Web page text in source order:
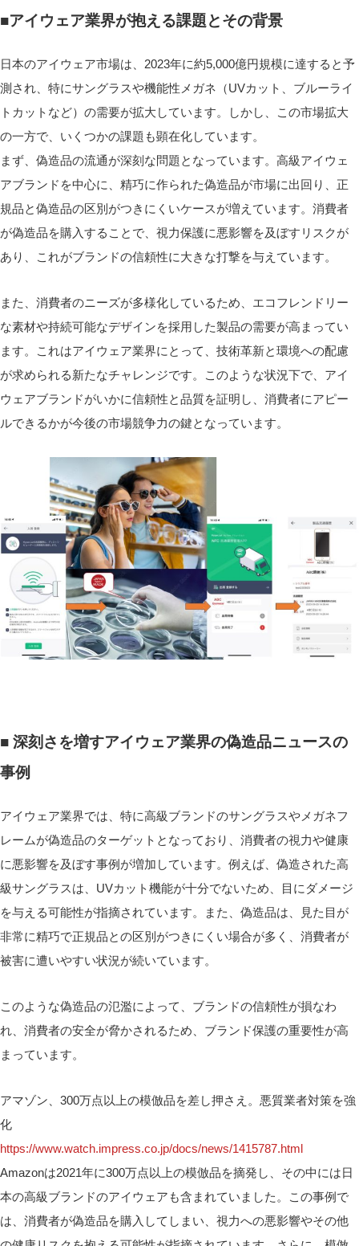
■アイウェア業界が抱える課題とその背景
日本のアイウェア市場は、2023年に約5,000億円規模に達すると予
測され、特にサングラスや機能性メガネ（UVカット、ブルーライ
トカットなど）の需要が拡大しています。しかし、この市場拡大
の一方で、いくつかの課題も顕在化しています。
まず、偽造品の流通が深刻な問題となっています。高級アイウェ
アブランドを中心に、精巧に作られた偽造品が市場に出回り、正
規品と偽造品の区別がつきにくいケースが増えています。消費者
が偽造品を購入することで、視力保護に悪影響を及ぼすリスクが
あり、これがブランドの信頼性に大きな打撃を与えています。
また、消費者のニーズが多様化しているため、エコフレンドリー
な素材や持続可能なデザインを採用した製品の需要が高まってい
ます。これはアイウェア業界にとって、技術革新と環境への配慮
が求められる新たなチャレンジです。このような状況下で、アイ
ウェアブランドがいかに信頼性と品質を証明し、消費者にアピー
ルできるかが今後の市場競争力の鍵となっています。
■ 深刻さを増すアイウェア業界の偽造品ニュースの
事例
アイウェア業界では、特に高級ブランドのサングラスやメガネフ
レームが偽造品のターゲットとなっており、消費者の視力や健康
に悪影響を及ぼす事例が増加しています。例えば、偽造された高
級サングラスは、UVカット機能が十分でないため、目にダメージ
を与える可能性が指摘されています。また、偽造品は、見た目が
非常に精巧で正規品との区別がつきにくい場合が多く、消費者が
被害に遭いやすい状況が続いています。
このような偽造品の氾濫によって、ブランドの信頼性が損なわ
れ、消費者の安全が脅かされるため、ブランド保護の重要性が高
まっています。
アマゾン、300万点以上の模倣品を差し押さえ。悪質業者対策を強
化
https://www.watch.impress.co.jp/docs/news/1415787.html
Amazonは2021年に300万点以上の模倣品を摘発し、その中には日
本の高級ブランドのアイウェアも含まれていました。この事例で
は、消費者が偽造品を購入してしまい、視力への悪影響やその他